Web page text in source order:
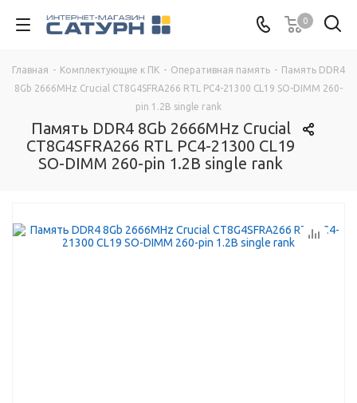
0
Главная - Комплектующие к ПК - Оперативная память - Память DDR4
8Gb 2666MHz Crucial CT8G4SFRA266 RTL PC4-21300 CL19 SO-DIMM 260-
pin 1.2В single rank
Память DDR4 8Gb 2666MHz Crucial
CT8G4SFRA266 RTL PC4-21300 CL19
SO-DIMM 260-pin 1.2В single rank